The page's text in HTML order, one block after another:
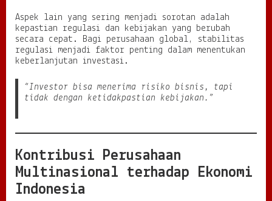
Aspek lain yang sering menjadi sorotan adalah
kepastian regulasi dan kebijakan yang berubah
secara cepat. Bagi perusahaan global, stabilitas
regulasi menjadi faktor penting dalam menentukan
keberlanjutan investasi.
“Investor bisa menerima risiko bisnis, tapi
tidak dengan ketidakpastian kebijakan.”
Kontribusi Perusahaan
Multinasional terhadap Ekonomi
Indonesia